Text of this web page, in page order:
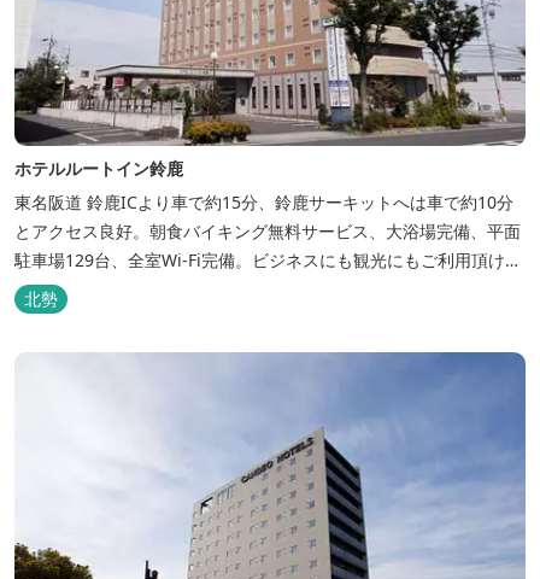
ホテルルートイン鈴鹿
東名阪道 鈴鹿ICより車で約15分、鈴鹿サーキットへは車で約10分
とアクセス良好。朝食バイキング無料サービス、大浴場完備、平面
駐車場129台、全室Wi-Fi完備。ビジネスにも観光にもご利用頂ける
快適なホテルライフをご提供します。
北勢